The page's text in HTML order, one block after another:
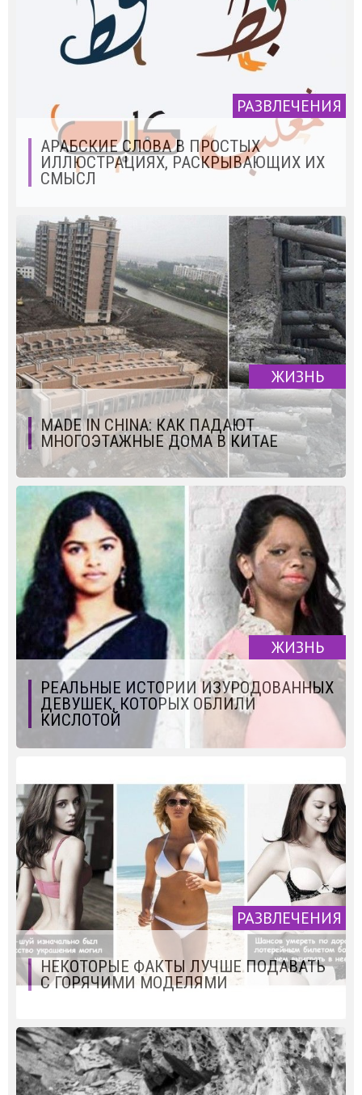
РАЗВЛЕЧЕНИЯ
АРАБСКИЕ СЛОВА В ПРОСТЫХ
ИЛЛЮСТРАЦИЯХ, РАСКРЫВАЮЩИХ ИХ
СМЫСЛ
ЖИЗНЬ
MADE IN CHINA: КАК ПАДАЮТ
МНОГОЭТАЖНЫЕ ДОМА В КИТАЕ
ЖИЗНЬ
РЕАЛЬНЫЕ ИСТОРИИ ИЗУРОДОВАННЫХ
ДЕВУШЕК, КОТОРЫХ ОБЛИЛИ
КИСЛОТОЙ
РАЗВЛЕЧЕНИЯ
НЕКОТОРЫЕ ФАКТЫ ЛУЧШЕ ПОДАВАТЬ
С ГОРЯЧИМИ МОДЕЛЯМИ